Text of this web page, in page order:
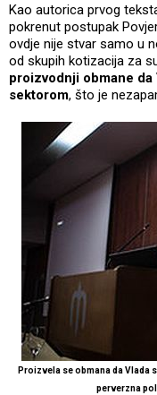
Kao autorica prvog
pokrenut postupak
ovdje nije stvar samo u
od skupih kotizacija za
proizvodnji obmane
sektorom, što je
Proizvela se obmana da Vlada
perverzna